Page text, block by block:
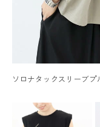
ソロナタックスリーブプ